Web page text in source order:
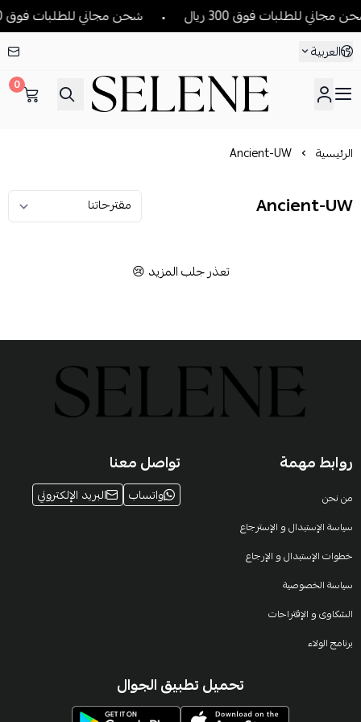
مجاني للطلبات فوق 300 ريال شحن مجاني للطلبات فوق 300 ريال
العربية
SELENE
0
الرئيسية Ancient-UW
Ancient-UW
تعذر جلب المزيد 😢
روابط مهمة
من نحن
سياسة الإستبدال و الإسترجاع
خطوات الإستبدال و الإرجاع
سياسة الخصوصية
الشكاوى و الإقتراحات
برنامج الولاء
تواصل معنا
واتساب البريد الإلكتروني
تحميل تطبيق الجوال